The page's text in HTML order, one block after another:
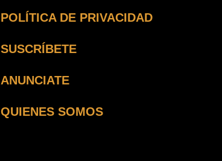
POLÍTICA DE PRIVACIDAD
SUSCRÍBETE
ANUNCIATE
QUIENES SOMOS